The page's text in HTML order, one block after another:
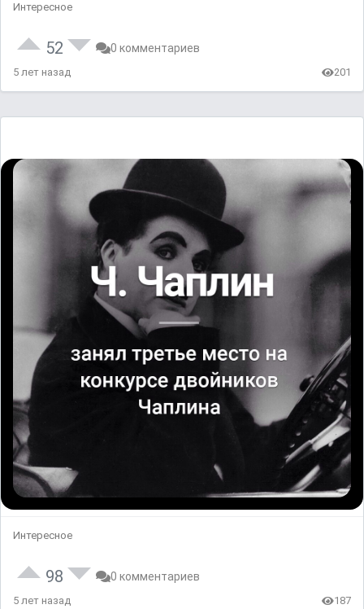
Интересное
52 0 комментариев
5 лет назад 201
Интересное
98 0 комментариев
5 лет назад 187